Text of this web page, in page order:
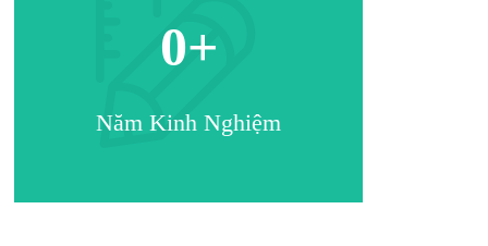
0+
Năm Kinh Nghiệm